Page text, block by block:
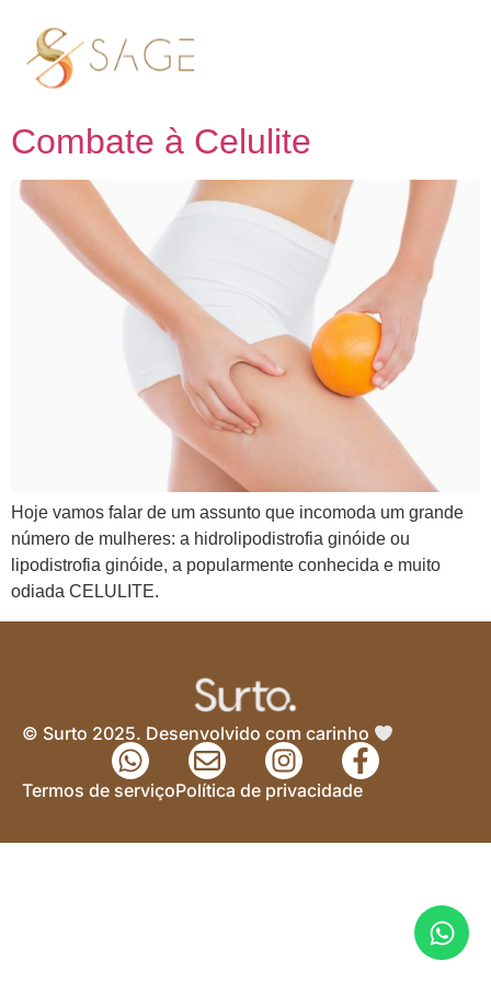
Tag: Combater celulite
Medicina Chinesa no
Combate à Celulite
Hoje vamos falar de um assunto que incomoda um grande
número de mulheres: a hidrolipodistrofia ginóide ou
lipodistrofia ginóide, a popularmente conhecida e muito
odiada CELULITE.
© Surto 2025. Desenvolvido com carinho
Termos de serviçoPolítica de privacidade